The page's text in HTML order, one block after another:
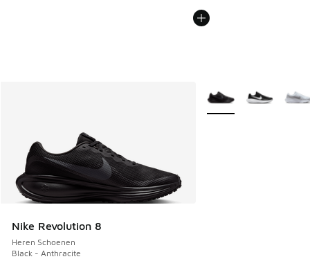
Nike Revolution 8
Heren Schoenen
Black - Anthracite
Meer kleuren